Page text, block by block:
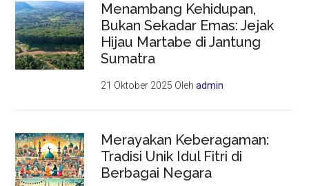
Menambang Kehidupan,
Bukan Sekadar Emas: Jejak
Hijau Martabe di Jantung
Sumatra
21 Oktober 2025 Olehadmin
Merayakan Keberagaman:
Tradisi Unik Idul Fitri di
Berbagai Negara